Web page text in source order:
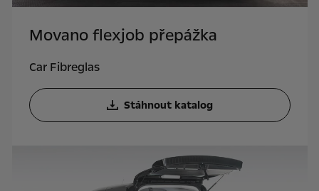
Movano flexjob přepážka
Car Fibreglas
Stáhnout katalog